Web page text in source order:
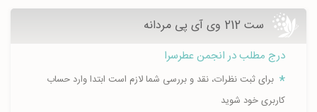
ست 212 وی آی پی مردانه
درج مطلب در انجمن عطرسرا
برای ثبت نظرات، نقد و بررسی شما لازم است ابتدا وارد حساب
کاربری خود شوید